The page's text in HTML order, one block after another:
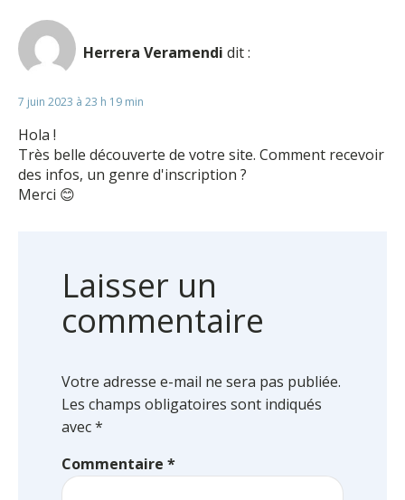
Herrera Veramendi dit :
7 juin 2023 à 23 h 19 min
Hola !
Très belle découverte de votre site. Comment recevoir
des infos, un genre d'inscription ?
Merci 😊
Laisser un
commentaire
Votre adresse e-mail ne sera pas publiée.
Les champs obligatoires sont indiqués
avec*
Commentaire *